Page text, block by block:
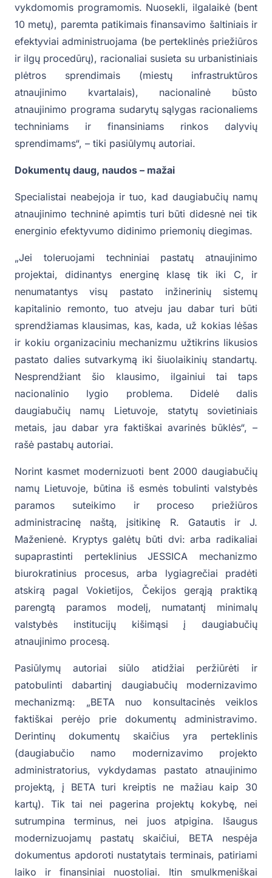
vykdomomis programomis. Nuosekli, ilgalaikė (bent
10 metų), paremta patikimais finansavimo šaltiniais ir
efektyviai administruojama (be perteklinės priežiūros
ir ilgų procedūrų), racionaliai susieta su urbanistiniais
plėtros sprendimais (miestų infrastruktūros
atnaujinimo kvartalais), nacionalinė būsto
atnaujinimo programa sudarytų sąlygas racionaliems
techniniams ir finansiniams rinkos dalyvių
sprendimams“, – tiki pasiūlymų autoriai.
Dokumentų daug, naudos – mažai
Specialistai neabejoja ir tuo, kad daugiabučių namų
atnaujinimo techninė apimtis turi būti didesnė nei tik
energinio efektyvumo didinimo priemonių diegimas.
„Jei toleruojami techniniai pastatų atnaujinimo
projektai, didinantys energinę klasę tik iki C, ir
nenumatantys visų pastato inžinerinių sistemų
kapitalinio remonto, tuo atveju jau dabar turi būti
sprendžiamas klausimas, kas, kada, už kokias lėšas
ir kokiu organizaciniu mechanizmu užtikrins likusios
pastato dalies sutvarkymą iki šiuolaikinių standartų.
Nesprendžiant šio klausimo, ilgainiui tai taps
nacionalinio lygio problema. Didelė dalis
daugiabučių namų Lietuvoje, statytų sovietiniais
metais, jau dabar yra faktiškai avarinės būklės“, –
rašė pastabų autoriai.
Norint kasmet modernizuoti bent 2000 daugiabučių
namų Lietuvoje, būtina iš esmės tobulinti valstybės
paramos suteikimo ir proceso priežiūros
administracinę naštą, įsitikinę R. Gatautis ir J.
Maženienė. Kryptys galėtų būti dvi: arba radikaliai
supaprastinti perteklinius JESSICA mechanizmo
biurokratinius procesus, arba lygiagrečiai pradėti
atskirą pagal Vokietijos, Čekijos gerąją praktiką
parengtą paramos modelį, numatantį minimalų
valstybės institucijų kišimąsi į daugiabučių
atnaujinimo procesą.
Pasiūlymų autoriai siūlo atidžiai peržiūrėti ir
patobulinti dabartinį daugiabučių modernizavimo
mechanizmą: „BETA nuo konsultacinės veiklos
faktiškai perėjo prie dokumentų administravimo.
Derintinų dokumentų skaičius yra perteklinis
(daugiabučio namo modernizavimo projekto
administratorius, vykdydamas pastato atnaujinimo
projektą, į BETA turi kreiptis ne mažiau kaip 30
kartų). Tik tai nei pagerina projektų kokybę, nei
sutrumpina terminus, nei juos atpigina. Išaugus
modernizuojamų pastatų skaičiui, BETA nespėja
dokumentus apdoroti nustatytais terminais, patiriami
laiko ir finansiniai nuostoliai. Itin smulkmeniškai